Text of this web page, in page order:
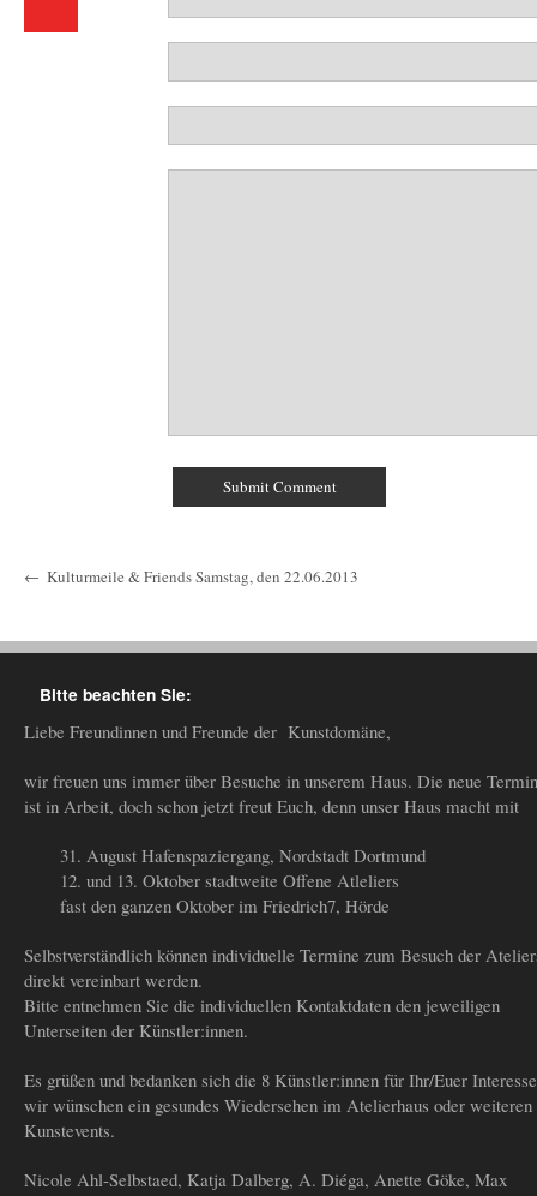
← Kulturmeile & Friends Samstag, den 22.06.2013
Bitte beachten Sie:
Liebe Freundinnen und Freunde der Kunstdomäne,
wir freuen uns immer über Besuche in unserem Haus. Die neue
ist in Arbeit, doch schon jetzt freut Euch, denn unser Haus macht mit
31. August Hafenspaziergang, Nordstadt Dortmund
12. und 13. Oktober stadtweite Offene Atleliers
fast den ganzen Oktober im Friedrich7, Hörde
Selbstverständlich können individuelle Termine zum Besuch der
direkt vereinbart werden.
Bitte entnehmen Sie die individuellen Kontaktdaten den jeweiligen
Unterseiten der Künstler:innen.
Es grüßen und bedanken sich die 8 Künstler:innen für Ihr/Euer
wir wünschen ein gesundes Wiedersehen im Atelierhaus oder weiteren
Kunstevents.
Nicole Ahl-Selbstaed, Katja Dalberg, A. Diéga, Anette Göke, Max